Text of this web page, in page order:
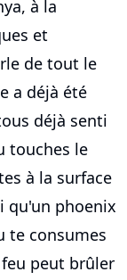
à la
et
de tout le
a déjà été
déjà senti
touches le
à la surface
qu'un phoenix
te consumes
peut brûler